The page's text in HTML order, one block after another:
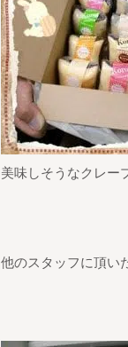
美味しそうなクレー
他のスタッフに頂